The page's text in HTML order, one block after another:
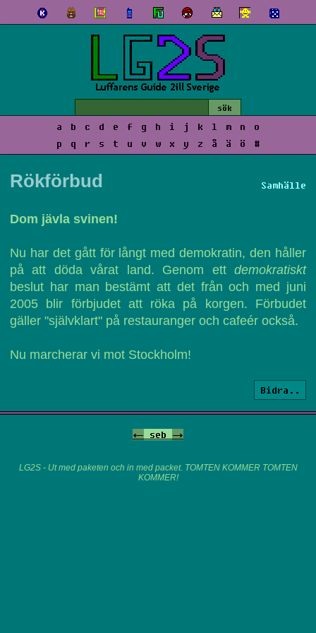
a b c d e f g h i j k l m n
o
p
q r s t u v w x y z å ä ö #
Samhälle
Rökförbud
Dom jävla svinen!
Nu har det gått för långt med demokratin, den håller
på att döda vårat land. Genom ett demokratiskt
beslut har man bestämt att det från och med juni
2005 blir förbjudet att röka på korgen. Förbudet
gäller "självklart" på restauranger och cafeér också.
Nu marcherar vi mot Stockholm!
Bidra..
<- seb ->
LG2S - Ut med paketen och in med packet. TOMTEN KOMMER TOMTEN
KOMMER!